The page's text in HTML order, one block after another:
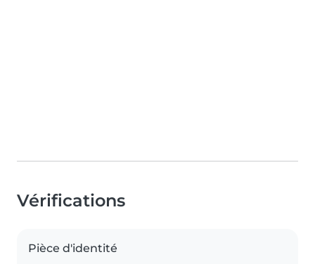
Vérifications
Pièce d'identité